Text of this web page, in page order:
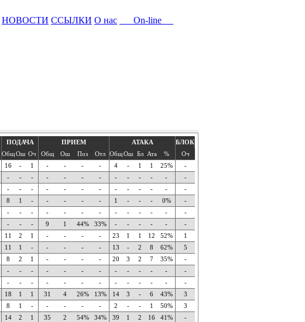
НОВОСТИ ССЫЛКИ О нас
On-line
ПОДАЧА ПРИЕМ АТАКА
БЛОК
ОбщОш Оч Общ Ош Поз Отл ОбщОш Бл Ата % Оч
16 - 1 - - - - 4 - 1 1 25% -
- - - - - - - - - - - - -
- - - - - - - - - - - - -
8 1 - - - - - 1 - - - 0% -
- - - - - - - - - - - - -
- - - 9 1 44% 33% - - - - - -
11 2 1 - - - - 23 1 1 12 52% 1
11 1 - - - - - 13 - 2 8 62% 5
8 2 1 - - - - 20 3 2 7 35% -
- - - - - - - - - - - - -
- - - - - - - - - - - - -
18 1 1 31 4 26% 13% 14 3 - 6 43% 3
8 1 - - - - - 2 - - 1 50% 3
14 2 1 35 2 54% 34% 39 1 2 16 41% -